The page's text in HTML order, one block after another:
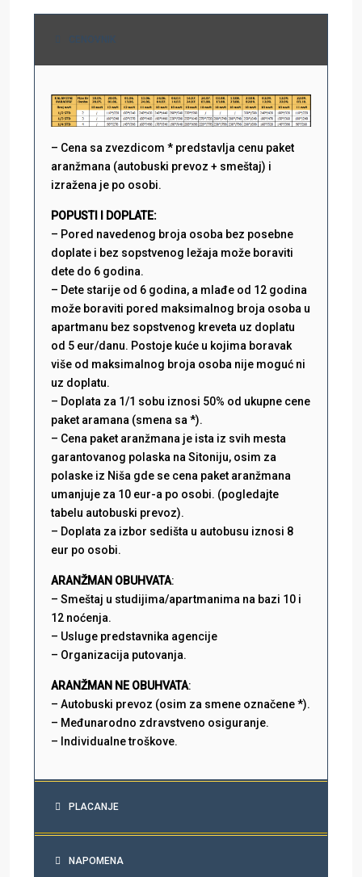
CENOVNIK
– Cena sa zvezdicom * predstavlja cenu paket
aranžmana (autobuski prevoz + smeštaj) i
izražena je po osobi.
POPUSTI I DOPLATE:
– Pored navedenog broja osoba bez posebne
doplate i bez sopstvenog ležaja može boraviti
dete do 6 godina.
– Dete starije od 6 godina, a mlađe od 12 godina
može boraviti pored maksimalnog broja osoba u
apartmanu bez sopstvenog kreveta uz doplatu
od 5 eur/danu. Postoje kuće u kojima boravak
više od maksimalnog broja osoba nije moguć ni
uz doplatu.
– Doplata za 1/1 sobu iznosi 50% od ukupne cene
paket aramana (smena sa *).
– Cena paket aranžmana je ista iz svih mesta
garantovanog polaska na Sitoniju, osim za
polaske iz Niša gde se cena paket aranžmana
umanjuje za 10 eur-a po osobi. (pogledajte
tabelu autobuski prevoz).
– Doplata za izbor sedišta u autobusu iznosi 8
eur po osobi.
ARANŽMAN OBUHVATA:
– Smeštaj u studijima/apartmanima na bazi 10 i
12 noćenja.
– Usluge predstavnika agencije
– Organizacija putovanja.
ARANŽMAN NE OBUHVATA:
– Autobuski prevoz (osim za smene označene *).
– Međunarodno zdravstveno osiguranje.
– Individualne troškove.
PLACANJE
NAPOMENA